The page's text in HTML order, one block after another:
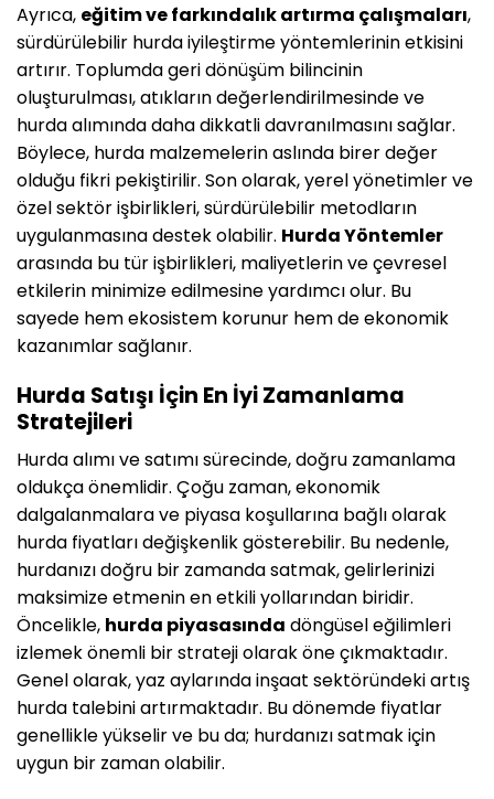
Ayrıca, eğitim ve farkındalık artırma çalışmaları,
sürdürülebilir hurda iyileştirme yöntemlerinin etkisini
artırır. Toplumda geri dönüşüm bilincinin
oluşturulması, atıkların değerlendirilmesinde ve
hurda alımında daha dikkatli davranılmasını sağlar.
Böylece, hurda malzemelerin aslında birer değer
olduğu fikri pekiştirilir. Son olarak, yerel yönetimler ve
özel sektör işbirlikleri, sürdürülebilir metodların
uygulanmasına destek olabilir. Hurda Yöntemler
arasında bu tür işbirlikleri, maliyetlerin ve çevresel
etkilerin minimize edilmesine yardımcı olur. Bu
sayede hem ekosistem korunur hem de ekonomik
kazanımlar sağlanır.
Hurda Satışı İçin En İyi Zamanlama
Stratejileri
Hurda alımı ve satımı sürecinde, doğru zamanlama
oldukça önemlidir. Çoğu zaman, ekonomik
dalgalanmalara ve piyasa koşullarına bağlı olarak
hurda fiyatları değişkenlik gösterebilir. Bu nedenle,
hurdanızı doğru bir zamanda satmak, gelirlerinizi
maksimize etmenin en etkili yollarından biridir.
Öncelikle, hurda piyasasında döngüsel eğilimleri
izlemek önemli bir strateji olarak öne çıkmaktadır.
Genel olarak, yaz aylarında inşaat sektöründeki artış
hurda talebini artırmaktadır. Bu dönemde fiyatlar
genellikle yükselir ve bu da; hurdanızı satmak için
uygun bir zaman olabilir.